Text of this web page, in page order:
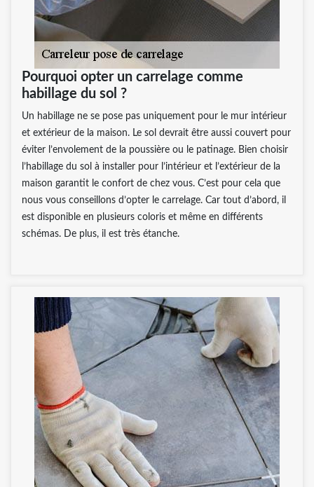
Pourquoi opter un carrelage comme
habillage du sol ?
Un habillage ne se pose pas uniquement pour le mur intérieur
et extérieur de la maison. Le sol devrait être aussi couvert pour
éviter l’envolement de la poussière ou le patinage. Bien choisir
l’habillage du sol à installer pour l’intérieur et l’extérieur de la
maison garantit le confort de chez vous. C’est pour cela que
nous vous conseillons d’opter le carrelage. Car tout d’abord, il
est disponible en plusieurs coloris et même en différents
schémas. De plus, il est très étanche.